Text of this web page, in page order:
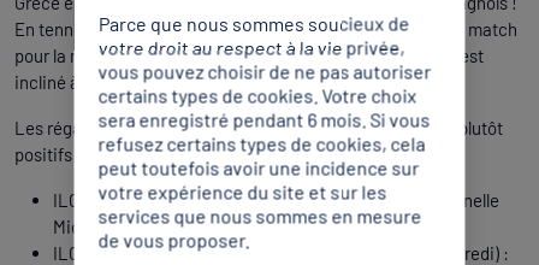
En tennis de table, Camille Lutz s’est brillamment hissée au match
pour la médaille de bronze et malgré un superbe combat, s’est
incliné à l’issue du 7e set.
Les régates, elles, se poursuivent, réservant des résultats plutôt
positifs et des espoirs de médailles à avoir :
ILCA 6 après 8 manches (sur 11) : Marie Barrue 1re, Pernelle
Michon 6e
ILCA 7 après 8 manches (pas de régates prévues vendredi) :
Parce que nous sommes soucieux de
votre droit au respect à la vie privée,
vous pouvez choisir de ne pas autoriser
certains types de cookies. Votre choix
sera enregistré pendant 6 mois. Si vous
refusez certains types de cookies, cela
peut toutefois avoir une incidence sur
votre expérience du site et sur les
services que nous sommes en mesure
de vous proposer.